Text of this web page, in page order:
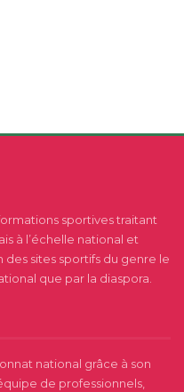
sportives traitant
à l’échelle national et
sites sportifs du genre le
que par la diaspora.
national grâce à son
de professionnels,